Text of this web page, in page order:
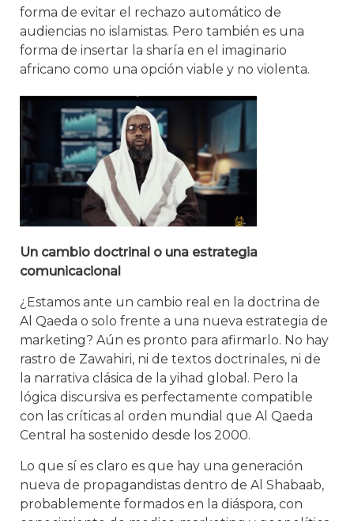
forma de evitar el rechazo automático de
audiencias no islamistas. Pero también es una
forma de insertar la sharía en el imaginario
africano como una opción viable y no violenta.
Un cambio doctrinal o una estrategia
comunicacional
¿Estamos ante un cambio real en la doctrina de
Al Qaeda o solo frente a una nueva estrategia de
marketing? Aún es pronto para afirmarlo. No hay
rastro de Zawahiri, ni de textos doctrinales, ni de
la narrativa clásica de la yihad global. Pero la
lógica discursiva es perfectamente compatible
con las críticas al orden mundial que Al Qaeda
Central ha sostenido desde los 2000.
Lo que sí es claro es que hay una generación
nueva de propagandistas dentro de Al Shabaab,
probablemente formados en la diáspora, con